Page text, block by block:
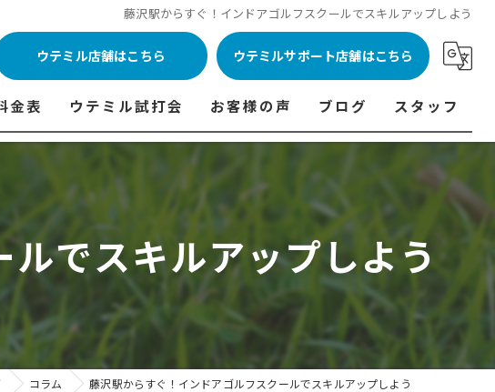
藤沢駅からすぐ！インドアゴルフスクールでスキルアップしよう
ウテミル店舗はこちら ウテミルサポート店舗はこちら
GOLFCLUB)
金表
浦安駅前店 料金表
原インドアゴルフ 料金表
ウテミルスクール高崎店 料金表
サポート店舗 料金表
シミュレーションゴルフ Caddy 料金表
ウテミル試打会
ウテミル試打会とは・・・
ウテミル試打会日程
フィッテイング・試打会 商品ラインナップ一覧
よくある質問
試打会開催受付
お客様の声
フィッテイング・試打会参加者の声
ブログ スタッフ
代表あいさつ
でスキルアップしよう
コラム 藤沢駅からすぐ！インドアゴルフスクールでスキルアップしよう